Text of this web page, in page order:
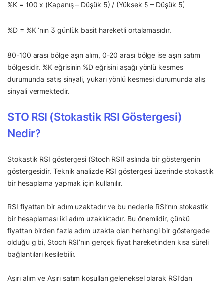
%K = 100 x (Kapanış – Düşük 5) / (Yüksek 5 – Düşük 5)
%D = %K ‘nın 3 günlük basit hareketli ortalamasıdır.
80-100 arası bölge aşırı alım, 0-20 arası bölge ise aşırı satım
bölgesidir. %K eğrisinin %D eğrisini aşağı yönlü kesmesi
durumunda satış sinyali, yukarı yönlü kesmesi durumunda alış
sinyali vermektedir.
STO RSI (Stokastik RSI Göstergesi)
Nedir?
Stokastik RSI göstergesi (Stoch RSI) aslında bir göstergenin
göstergesidir. Teknik analizde RSI göstergesi üzerinde stokastik
bir hesaplama yapmak için kullanılır.
RSI fiyattan bir adım uzaktadır ve bu nedenle RSI’nın stokastik
bir hesaplaması iki adım uzaklıktadır. Bu önemlidir, çünkü
fiyattan birden fazla adım uzakta olan herhangi bir göstergede
olduğu gibi, Stoch RSI’nın gerçek fiyat hareketinden kısa süreli
bağlantıları kesilebilir.
Aşırı alım ve Aşırı satım koşulları geleneksel olarak RSI’dan